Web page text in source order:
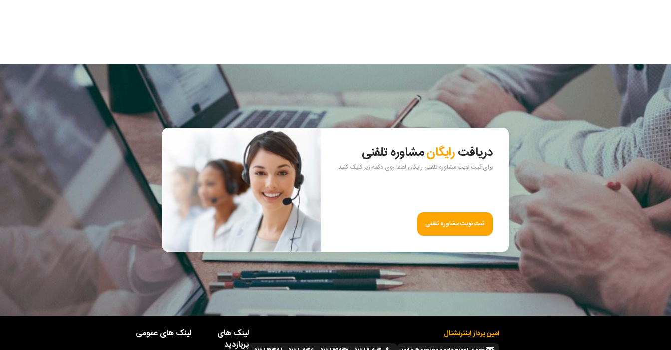
دریافترایگانمشاوره تلفنی
برای ثبت نوبت مشاوره تلفنی رایگان لطفا روی دکمه زیر کلیک کنید.
ثبت نوبت مشاوره تلفنی
امین پرداز اینترنشنال
لینک های
پربازدید
لینک های عمومی